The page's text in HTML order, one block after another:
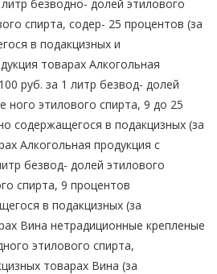
безводно- долей этилового
спирта, содер- 25 процентов (за
в подакцизных и
товарах Алкогольная
руб. за 1 литр безвод- долей
ного этилового спирта, 9 до 25
содержащегося в подакцизных (за
Алкогольная продукция с
безвод- долей этилового
спирта, 9 процентов
в подакцизных (за
Вина нетрадиционные крепленые
этилового спирта,
товарах Вина (за